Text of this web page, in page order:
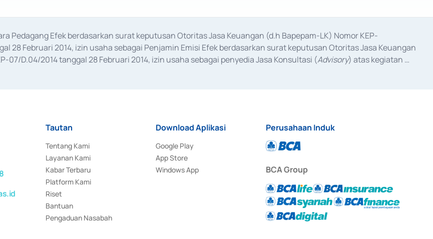
Pedagang Efek berdasarkan surat keputusan Otoritas Jasa Keuangan (d.h Bapepam-LK) Nomor KEP-
28 Februari 2014, izin usaha sebagai Penjamin Emisi Efek berdasarkan surat keputusan Otoritas Jasa Keuangan
07/D.04/2014 tanggal 28 Februari 2014, izin usaha sebagai penyedia Jasa Konsultasi (Advisory) atas kegiatan
Tautan
Tentang Kami
Layanan Kami
Kabar Terbaru
Platform Kami
Riset
Bantuan
Pengaduan Nasabah
Download Aplikasi
Google Play
App Store
Windows App
Perusahaan Induk
BCA Group